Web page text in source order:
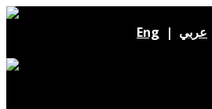
Eng | عربي